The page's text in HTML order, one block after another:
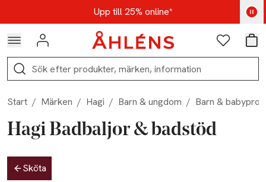
Hoppa till navigationsmenynUpp till 25% online*
Kod: AUG25 - Shoppa nu
Logga in Favoriter
Sök
Start / Märken / Hagi / Barn & ungdom / Barn &
Hagi Badbaljor & badstöd
Hoppa till produktsidan
Sköta